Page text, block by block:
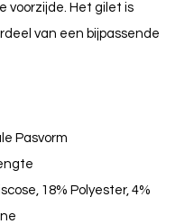
voorzijde. Het gilet is
van een bijpassende
Pasvorm
18% Polyester, 4%